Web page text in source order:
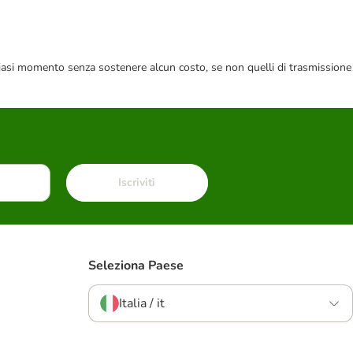
momento senza sostenere alcun costo, se non quelli di trasmissione
Iscriviti
Seleziona Paese
Italia / it